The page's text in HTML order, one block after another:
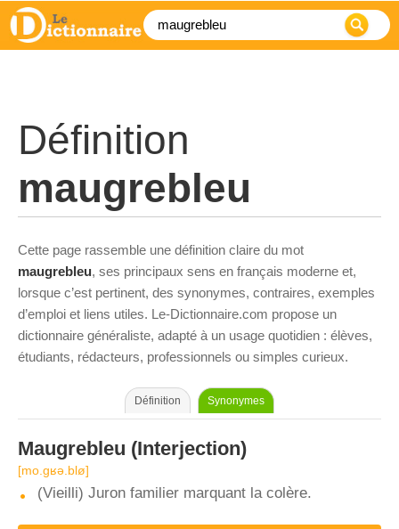
Définition
maugrebleu
Cette page rassemble une définition claire du mot
maugrebleu, ses principaux sens en français moderne et,
lorsque c’est pertinent, des synonymes, contraires, exemples
d’emploi et liens utiles. Le-Dictionnaire.com propose un
dictionnaire généraliste, adapté à un usage quotidien : élèves,
étudiants, rédacteurs, professionnels ou simples curieux.
Définition Synonymes
Maugrebleu (Interjection)
[mo.ɡʁə.blø]
(Vieilli) Juron familier marquant la colère.